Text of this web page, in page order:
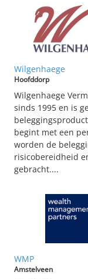
Wilgenhaege
Hoofddorp
Wilgenhaege
sinds 1995 en is
begint met een
worden de
risicobereidheid
gebracht....
WMP
Amstelveen